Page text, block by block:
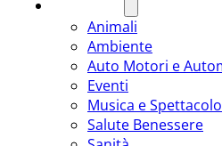
Animali
Ambiente
Auto Motori e
Eventi
Musica e Spettacolo
Salute Benessere